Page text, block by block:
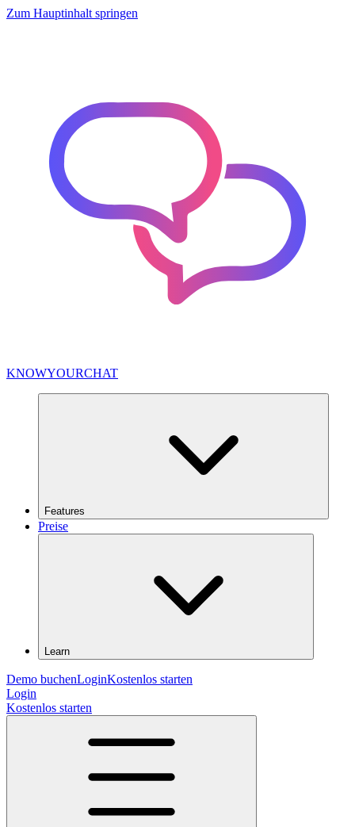
Zum Hauptinhalt springen
KNOWYOURCHAT
Features
Preise
Learn
Demo buchenLoginKostenlos starten
Login
Kostenlos starten